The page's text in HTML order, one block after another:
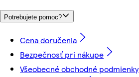
Potrebujete pomoc?
Cena doručenia
Bezpečnosť pri nákupe
Všeobecné obchodné podmienky